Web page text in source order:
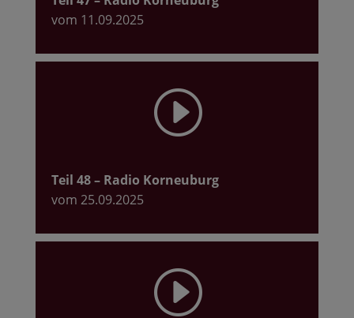
vom 11.09.2025
I
Teil 48– Radio Korneuburg
vom 25.09.2025
I